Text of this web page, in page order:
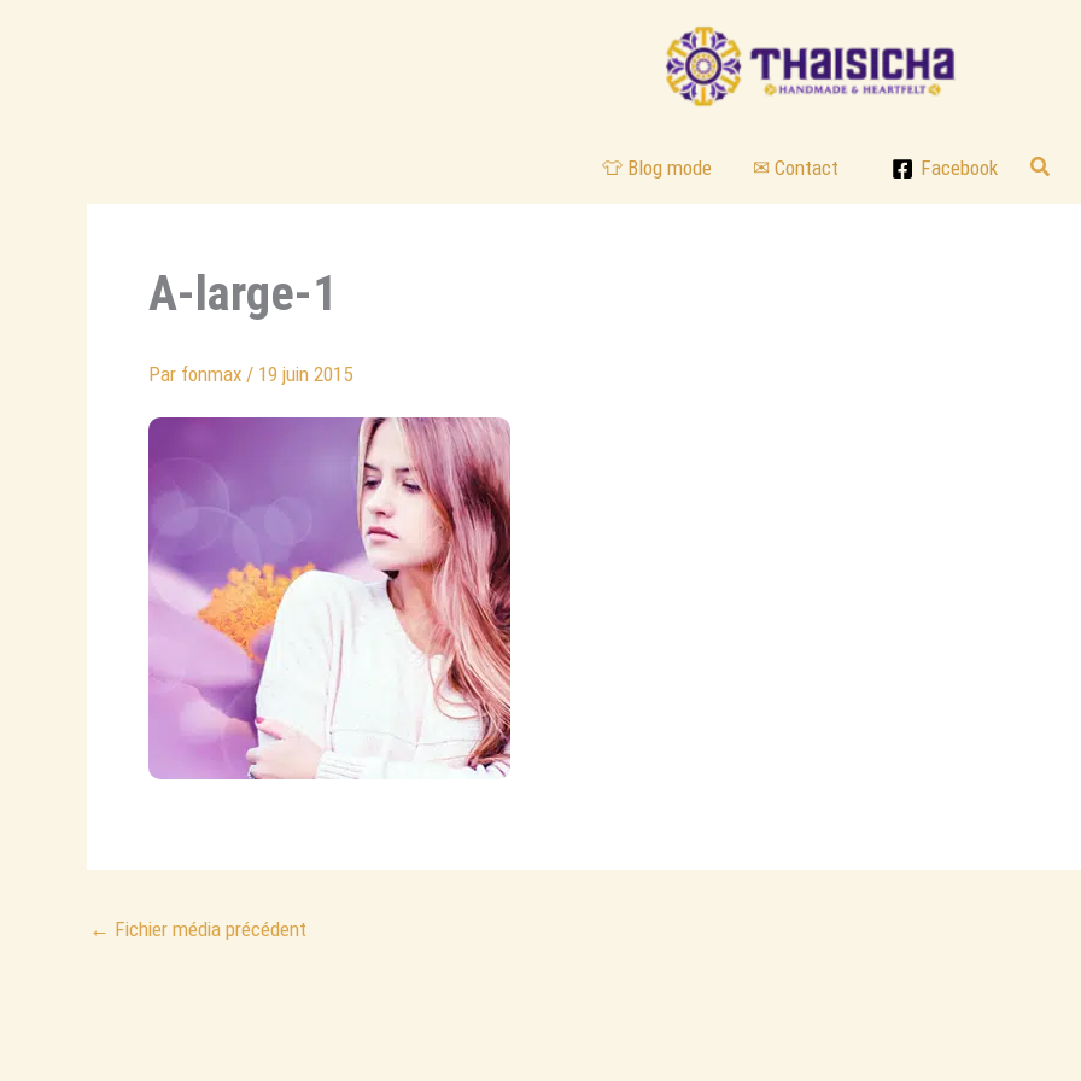
👕 Blog mode ✉ Contact Facebook
A-large-1
Par fonmax / 19 juin 2015
← Fichier média précédent